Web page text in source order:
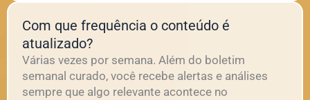
Com que frequência o conteúdo é
atualizado?
Várias vezes por semana. Além do boletim
semanal curado, você recebe alertas e análises
sempre que algo relevante acontece no